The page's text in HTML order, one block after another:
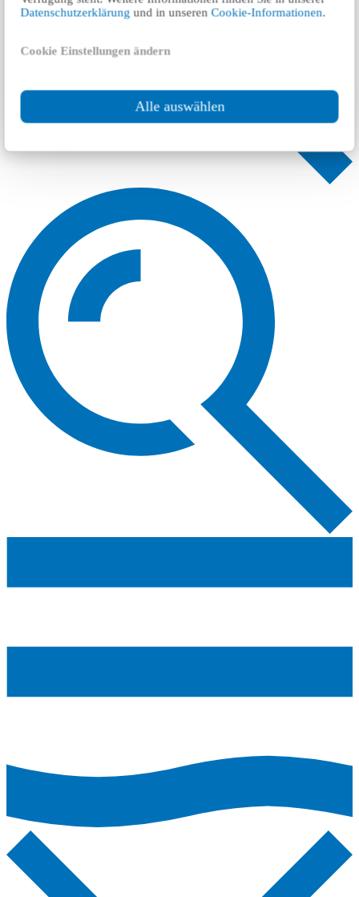
Datenschutzerklärung und in unserenCookie-Informationen.
Cookie Einstellungen ändern
Alle auswählen